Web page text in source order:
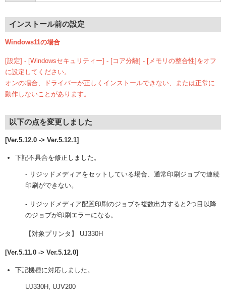
インストール前の設定
Windows11の場合
[設定] - [Windowsセキュリティー] - [コア分離] - [メモリの整合性]をオフ
に設定してください。
オンの場合、ドライバーが正しくインストールできない、または正常に
動作しないことがあります。
以下の点を変更しました
[Ver.5.12.0 -> Ver.5.12.1]
下記不具合を修正しました。
- リジッドメディアをセットしている場合、通常印刷ジョブで連続
印刷ができない。
- リジッドメディア配置印刷のジョブを複数出力すると2つ目以降
のジョブが印刷エラーになる。
【対象プリンタ】 UJ330H
[Ver.5.11.0 -> Ver.5.12.0]
下記機種に対応しました。
UJ330H, UJV200